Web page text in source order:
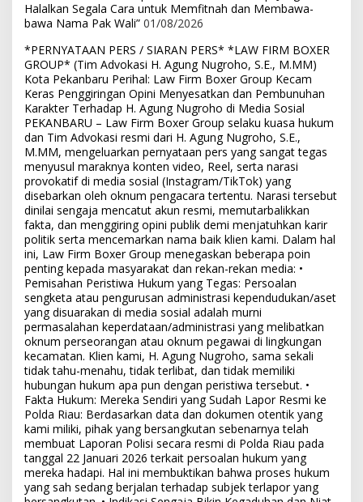
Halalkan Segala Cara untuk Memfitnah dan Membawa-
bawa Nama Pak Wali” 01/08/2026
*PERNYATAAN PERS / SIARAN PERS* *LAW FIRM BOXER
GROUP* (Tim Advokasi H. Agung Nugroho, S.E., M.MM)
Kota Pekanbaru Perihal: Law Firm Boxer Group Kecam
Keras Penggiringan Opini Menyesatkan dan Pembunuhan
Karakter Terhadap H. Agung Nugroho di Media Sosial
PEKANBARU – Law Firm Boxer Group selaku kuasa hukum
dan Tim Advokasi resmi dari H. Agung Nugroho, S.E.,
M.MM, mengeluarkan pernyataan pers yang sangat tegas
menyusul maraknya konten video, Reel, serta narasi
provokatif di media sosial (Instagram/TikTok) yang
disebarkan oleh oknum pengacara tertentu. Narasi tersebut
dinilai sengaja mencatut akun resmi, memutarbalikkan
fakta, dan menggiring opini publik demi menjatuhkan karir
politik serta mencemarkan nama baik klien kami. Dalam hal
ini, Law Firm Boxer Group menegaskan beberapa poin
penting kepada masyarakat dan rekan-rekan media: •
Pemisahan Peristiwa Hukum yang Tegas: Persoalan
sengketa atau pengurusan administrasi kependudukan/aset
yang disuarakan di media sosial adalah murni
permasalahan keperdataan/administrasi yang melibatkan
oknum perseorangan atau oknum pegawai di lingkungan
kecamatan. Klien kami, H. Agung Nugroho, sama sekali
tidak tahu-menahu, tidak terlibat, dan tidak memiliki
hubungan hukum apa pun dengan peristiwa tersebut. •
Fakta Hukum: Mereka Sendiri yang Sudah Lapor Resmi ke
Polda Riau: Berdasarkan data dan dokumen otentik yang
kami miliki, pihak yang bersangkutan sebenarnya telah
membuat Laporan Polisi secara resmi di Polda Riau pada
tanggal 22 Januari 2026 terkait persoalan hukum yang
mereka hadapi. Hal ini membuktikan bahwa proses hukum
yang sah sedang berjalan terhadap subjek terlapor yang